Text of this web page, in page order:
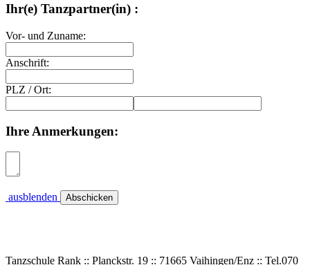
Ihr(e) Tanzpartner(in) :
Vor- und Zuname:
Anschrift:
PLZ /Ort:
Ihre Anmerkungen:
ausblenden
Tanzschule Rank :: Planckstr. 19 :: 71665 Vaihingen/Enz :: Tel.070